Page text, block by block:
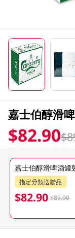
嘉士伯醇滑
$82.90
指定分類送贈品
$82.90 $89.90